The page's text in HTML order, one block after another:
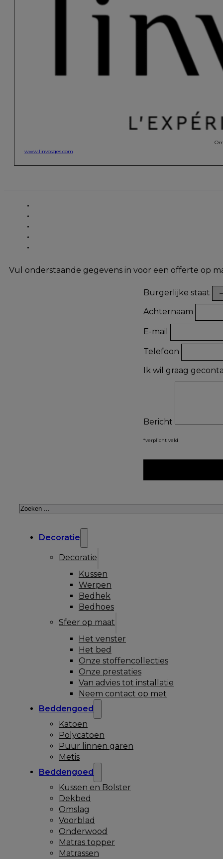
www.linvosges.com
Vul onderstaande gegevens in voor een offerte op
Burgerlijke staat
Achternaam
E-mail
Telefoon
Ik wil graag
Bericht
*verplicht veld
Zoeken
Decoratie
Decoratie
Kussen
Werpen
Bedhek
Bedhoes
Sfeer op maat
Het venster
Het bed
Onze stoffencollecties
Onze prestaties
Van advies tot installatie
Neem contact op met
Beddengoed
Katoen
Polycatoen
Puur linnen garen
Metis
Beddengoed
Kussen en Bolster
Dekbed
Omslag
Voorblad
Onderwood
Matras topper
Matrassen